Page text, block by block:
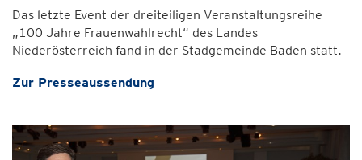
Das letzte Event der dreiteiligen Veranstaltungsreihe
„100 Jahre Frauenwahlrecht“ des Landes
Niederösterreich fand in der Stadgemeinde Baden statt.
Zur Presseaussendung